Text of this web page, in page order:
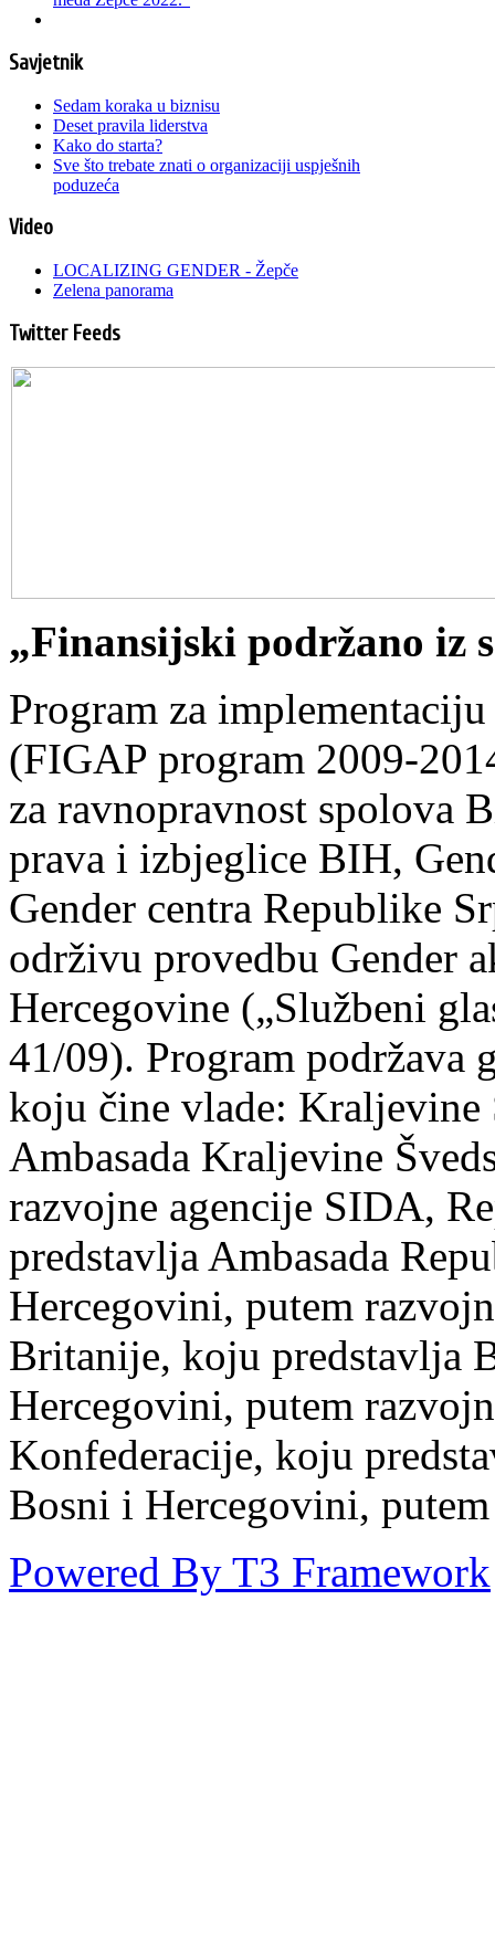
Savjetnik
Sedam koraka u biznisu
Deset pravila liderstva
Kako do starta?
Sve što trebate znati o organizaciji uspješnih
poduzeća
Video
LOCALIZING GENDER - Žepče
Zelena panorama
Twitter Feeds
„Finansijski podržano iz
Program za
(FIGAP program 2009-
za ravnopravnost spolova
prava i izbjeglice BIH,
Gender centra Republike
održivu provedbu Gender
Hercegovine („Službeni
41/09). Program podržava
koju čine vlade: Kraljevine
Ambasada Kraljevine
razvojne agencije SIDA,
predstavlja Ambasada
Hercegovini, putem
Britanije, koju predstavlja
Hercegovini, putem
Konfederacije, koju
Bosni i Hercegovini,
Powered By T3 Framework